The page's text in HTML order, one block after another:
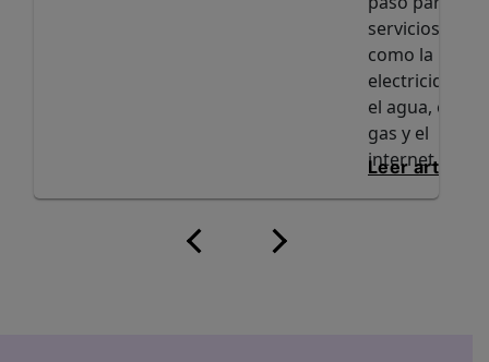
servicios
como la
electricidad,
el agua, el
gas y el
internet.
Leer artículo